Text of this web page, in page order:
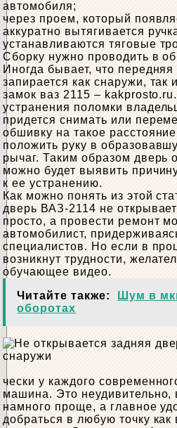
автомобиля;
через проем, который
аккуратно вытягивается
устанавливаются тяговые
Сборку нужно проводить в
Иногда бывает, что
запирается как снаружи, так
замок ваз 2115 –
устранения поломки
придется снимать или
обшивку на такое
положить руку в
рычаг. Таким образом дверь
можно будет выявить
к ее устранению.
Как можно понять из этой
дверь ВАЗ-2114 не
просто, а провести ремонт
автомобилист,
специалистов. Но если в
возникнут трудности,
обучающее видео.
Читайте также:
Шум в
оборотах
чески у каждого
машина. Это неудивительно,
намного проще, а главное
добраться в любую точку как